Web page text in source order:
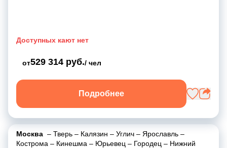
Доступных кают нет
от529 314 руб./ чел
Подробнее
Москва – Тверь – Калязин – Углич – Ярославль –
Кострома – Кинешма – Юрьевец – Городец – Нижний